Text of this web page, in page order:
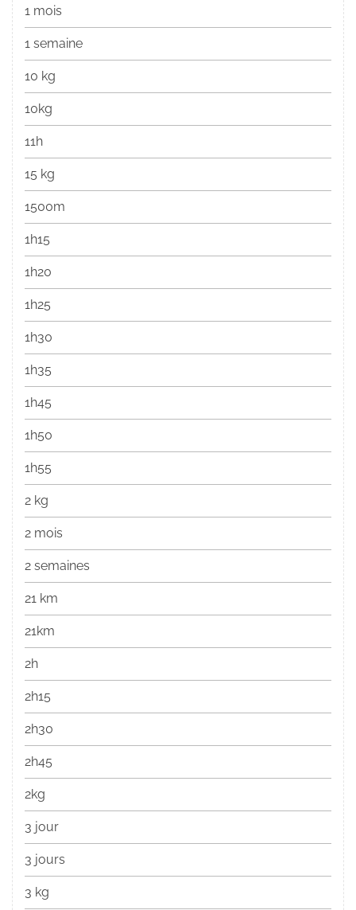
1 mois
1 semaine
10 kg
10kg
11h
15 kg
1500m
1h15
1h20
1h25
1h30
1h35
1h45
1h50
1h55
2 kg
2 mois
2 semaines
21 km
21km
2h
2h15
2h30
2h45
2kg
3 jour
3 jours
3 kg